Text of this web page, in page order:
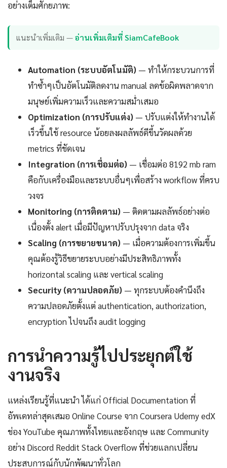
อย่างเต็มศักยภาพ:
แนะนำเพิ่มเติม —อ่านเพิ่มเติมที่ SiamCafeBook
Automation (ระบบอัตโนมัติ) — ทำให้กระบวนการที่
ทำซ้ำๆเป็นอัตโนมัติลดงาน manual ลดข้อผิดพลาดจาก
มนุษย์เพิ่มความเร็วและความสม่ำเสมอ
Optimization (การปรับแต่ง) — ปรับแต่งให้ทำงานได้
เร็วขึ้นใช้ resource น้อยลงผลลัพธ์ดีขึ้นวัดผลด้วย
metrics ที่ชัดเจน
Integration (การเชื่อมต่อ) — เชื่อมต่อ 8192 mb ram
คือกับเครื่องมือและระบบอื่นๆเพื่อสร้าง workflow ที่ครบ
วงจร
Monitoring (การติดตาม) — ติดตามผลลัพธ์อย่างต่อ
เนื่องตั้ง alert เมื่อมีปัญหาปรับปรุงจาก data จริง
Scaling (การขยายขนาด) — เมื่อความต้องการเพิ่มขึ้น
คุณต้องรู้วิธีขยายระบบอย่างมีประสิทธิภาพทั้ง
horizontal scaling และ vertical scaling
Security (ความปลอดภัย) — ทุกระบบต้องคำนึงถึง
ความปลอดภัยตั้งแต่ authentication, authorization,
encryption ไปจนถึง audit logging
การนำความรู้ไปประยุกต์ใช้
งานจริง
แหล่งเรียนรู้ที่แนะนำ ได้แก่ Official Documentation ที่
อัพเดทล่าสุดเสมอ Online Course จาก Coursera Udemy edX
ช่อง YouTube คุณภาพทั้งไทยและอังกฤษ และ Community
อย่าง Discord Reddit Stack Overflow ที่ช่วยแลกเปลี่ยน
ประสบการณ์กับนักพัฒนาทั่วโลก